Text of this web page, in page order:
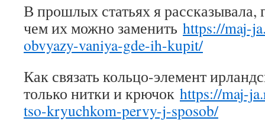
В прошлых статьях я рассказывала,
чем их можно заменить https://maj-
obvyazy-vaniya-gde-ih-kupit/
Как связать кольцо-элемент
только нитки и крючок https://maj-
tso-kryuchkom-pervy-j-sposob/